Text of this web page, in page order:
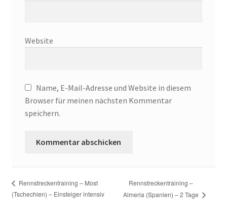
Website
Name, E-Mail-Adresse und Website in diesem
Browser für meinen nächsten Kommentar
speichern.
Rennstreckentraining – Most
(Tschechien) – Einsteiger intensiv
Rennstreckentraining –
Almeria (Spanien) – 2 Tage